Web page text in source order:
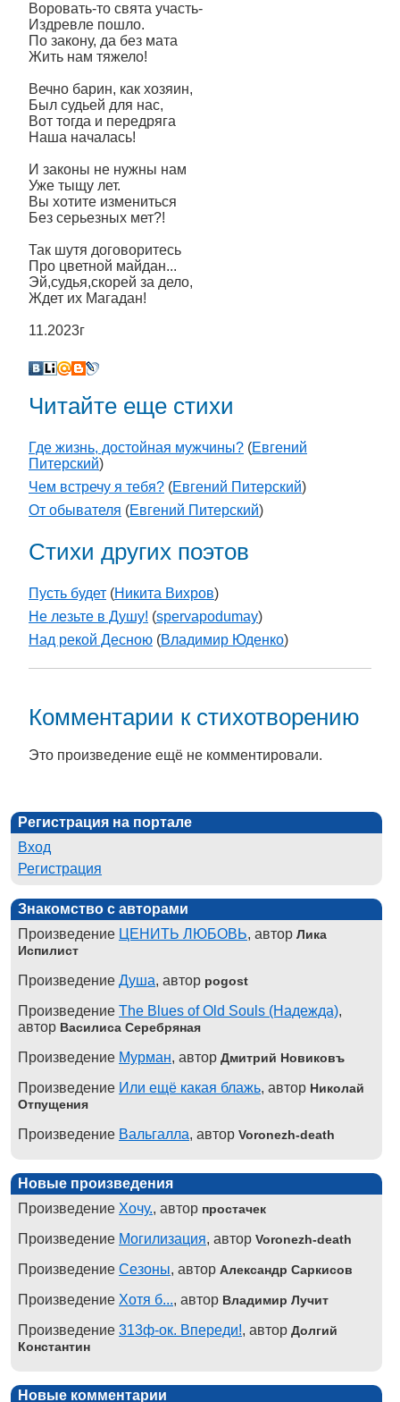
Воровать-то свята участь-
Издревле пошло.
По закону, да без мата
Жить нам тяжело!
Вечно барин, как хозяин,
Был судьей для нас,
Вот тогда и передряга
Наша началась!
И законы не нужны нам
Уже тыщу лет.
Вы хотите измениться
Без серьезных мет?!
Так шутя договоритесь
Про цветной майдан...
Эй,судья,скорей за дело,
Ждет их Магадан!
11.2023г
Читайте еще стихи
Где жизнь, достойная мужчины? (Евгений
Питерский)
Чем встречу я тебя? (Евгений Питерский)
От обывателя (Евгений Питерский)
Стихи других поэтов
Пусть будет (Никита Вихров)
Не лезьте в Душу! (spervapodumay)
Над рекой Десною (Владимир Юденко)
Комментарии к стихотворению
Это произведение ещё не комментировали.
Регистрация на портале
Вход
Регистрация
Знакомство с авторами
Произведение ЦЕНИТЬ ЛЮБОВЬ, автор Лика
Испилист
Произведение Душа, автор pogost
Произведение The Blues of Old Souls (Надежда),
автор Василиса Серебряная
Произведение Мурман, автор Дмитрий Новиковъ
Произведение Или ещё какая блажь, автор Николай
Отпущения
Произведение Вальгалла, автор Voronezh-death
Новые произведения
Произведение Хочу., автор простачек
Произведение Могилизация, автор Voronezh-death
Произведение Сезоны, автор Александр Саркисов
Произведение Хотя б..., автор Владимир Лучит
Произведение 313ф-ок. Впереди!, автор Долгий
Константин
Новые комментарии